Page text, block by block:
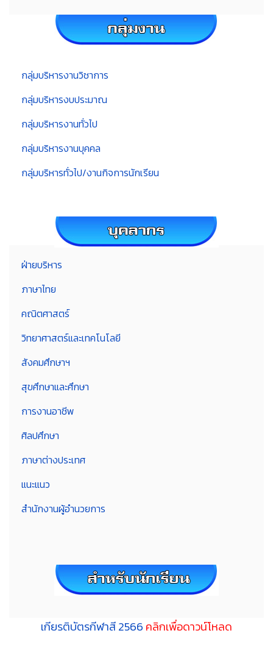
กลุ่มบริหารงานวิชาการ
กลุ่มบริหารงบประมาณ
กลุ่มบริหารงานทั่วไป
กลุ่มบริหารงานบุคคล
กลุ่มบริหารทั่วไป/งานกิจการนักเรียน
ฝ่ายบริหาร
ภาษาไทย
คณิตศาสตร์
วิทยาศาสตร์และเทคโนโลยี
สังคมศึกษาฯ
สุขศึกษาและศึกษา
การงานอาชีพ
ศิลปศึกษา
ภาษาต่างประเทศ
แนะแนว
สำนักงานผู้อำนวยการ
เกียรติบัตรกีฬาสี 2566 คลิกเพื่อดาวน์โหลด